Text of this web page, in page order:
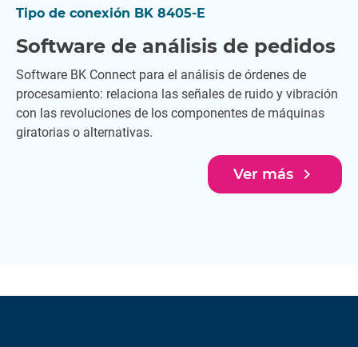
Tipo de conexión BK 8405-E
Software de análisis de pedidos
Software BK Connect para el análisis de órdenes de
procesamiento: relaciona las señales de ruido y vibración
con las revoluciones de los componentes de máquinas
giratorias o alternativas.
Ver más navigate_next